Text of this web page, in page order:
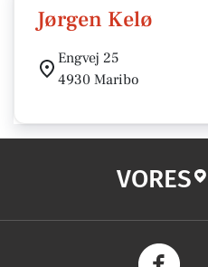
Jørgen Kelø
Engvej 25
4930 Maribo
VORES